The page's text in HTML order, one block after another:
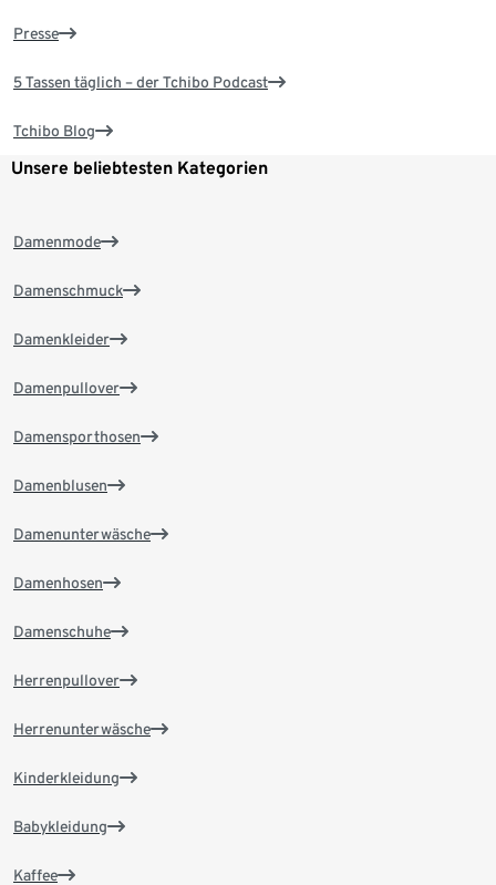
Presse
5 Tassen täglich – der Tchibo Podcast
Tchibo Blog
Unsere beliebtesten Kategorien
Damenmode
Damenschmuck
Damenkleider
Damenpullover
Damensporthosen
Damenblusen
Damenunterwäsche
Damenhosen
Damenschuhe
Herrenpullover
Herrenunterwäsche
Kinderkleidung
Babykleidung
Kaffee